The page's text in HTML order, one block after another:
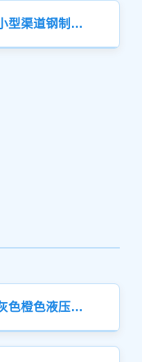
阿拉善右旗小型渠道钢制闸门
阿拉善右旗灰色橙色液压缸景观钢坝